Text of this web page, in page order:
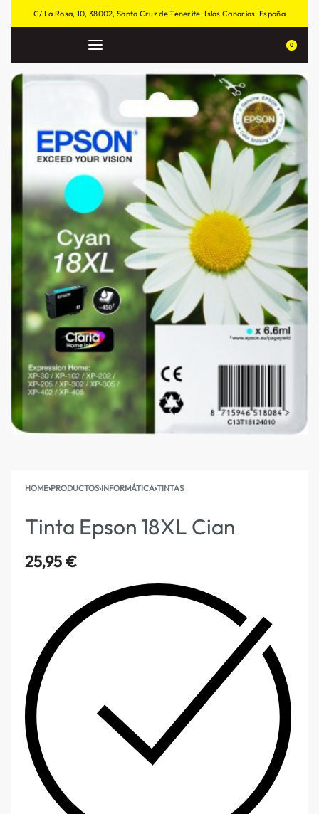
C/ La Rosa, 10, 38002, Santa Cruz de Tenerife, Islas Canarias, España
0
HOME›PRODUCTOS›INFORMÁTICA›TINTAS
Tinta Epson 18XL Cian
25,95€